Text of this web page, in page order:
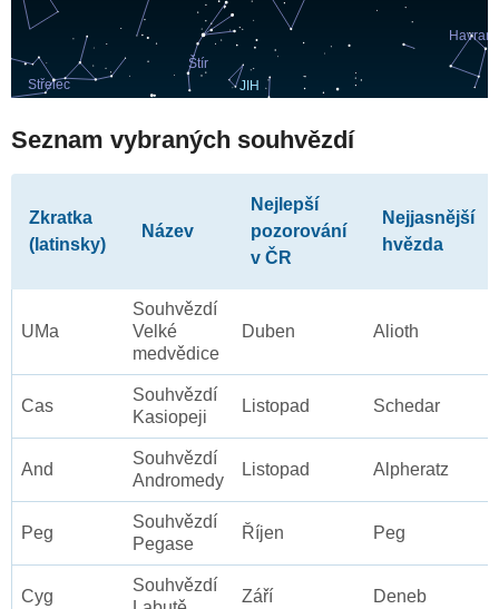
Seznam vybraných souhvězdí
Zkratka
(latinsky)
Název
Nejlepší
pozorování
v ČR
Nejjasnější
hvězda
UMa
Souhvězdí
Velké
medvědice
Duben Alioth
Cas
Souhvězdí
Kasiopeji
Listopad Schedar
And
Souhvězdí
Andromedy
Listopad Alpheratz
Peg
Souhvězdí
Pegase
Říjen Peg
Cyg
Souhvězdí
Září Deneb